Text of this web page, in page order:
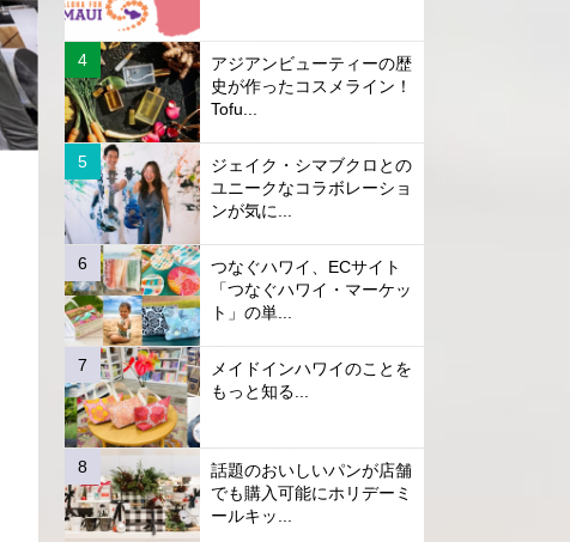
アジアンビューティーの歴
史が作ったコスメライン！
Tofu...
ジェイク・シマブクロとの
ユニークなコラボレーショ
ンが気に...
つなぐハワイ、ECサイト
「つなぐハワイ・マーケッ
ト」の単...
メイドインハワイのことを
もっと知る...
話題のおいしいパンが店舗
でも購入可能にホリデーミ
ールキッ...